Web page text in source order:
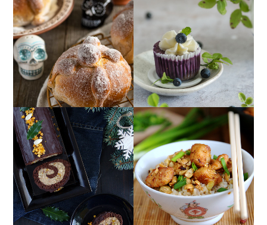
CHLEB ZMARŁYCH
(PAN DE MUERTO)
MINISERNICZKI
JAGODOWE Z NISKIM
INDEKSEM
GLIKEMICZNYM
ROLADA KAKAOWA Z
BIAŁYM MAKIEM,
CZYLI MAKOWIEC W
NEGATYWIE ;)
PIKANTNY SYCZUAŃSKI
KURCZAK Z
ORZESZKAMI
ZIEMNYMI